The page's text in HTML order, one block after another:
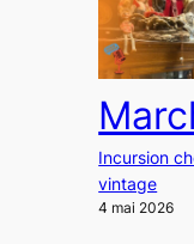
Incursion
vintage
4 mai 2026